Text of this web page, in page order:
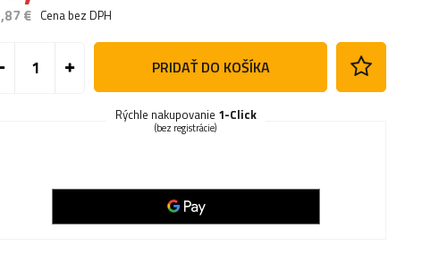
€ Cena bez DPH
PRIDAŤ DO KOŠÍKA
Rýchle nakupovanie 1-Click
(bez registrácie)